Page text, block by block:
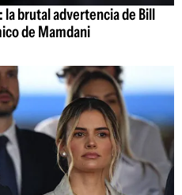
la brutal advertencia de Bill
de Mamdani